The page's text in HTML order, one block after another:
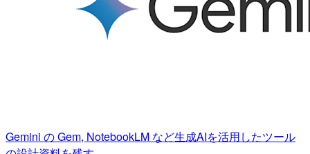
Gemini の Gem, NotebookLM など生成AIを活用したツール